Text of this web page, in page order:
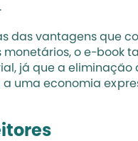
das vantagens que
monetários, o e-book
já que a
uma economia